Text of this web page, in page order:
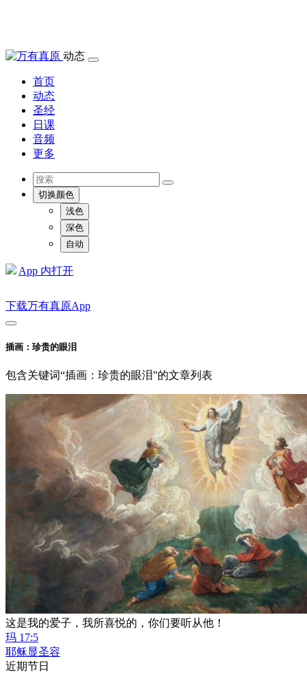
动态
首页
动态
圣经
日课
音频
更多
切换颜色
浅色
深色
自动
App 内打开
下载万有真原App
插画：珍贵的眼泪
包含关键词“插画：珍贵的眼泪”的文章列表
这是我的爱子，我所喜悦的，你们要听从他！
玛 17:5
耶稣显圣容
近期节日